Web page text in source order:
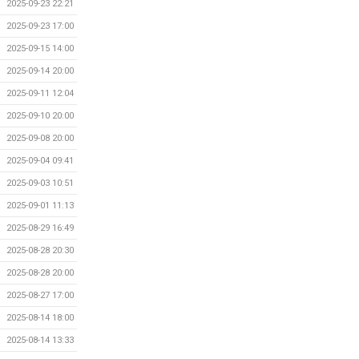
2025-09-23 22:21
2025-09-23 17:00
2025-09-15 14:00
2025-09-14 20:00
2025-09-11 12:04
2025-09-10 20:00
2025-09-08 20:00
2025-09-04 09:41
2025-09-03 10:51
2025-09-01 11:13
2025-08-29 16:49
2025-08-28 20:30
2025-08-28 20:00
2025-08-27 17:00
2025-08-14 18:00
2025-08-14 13:33